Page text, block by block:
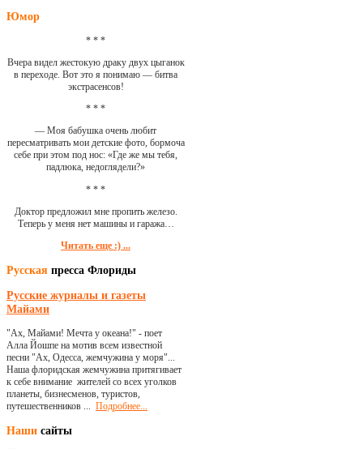
Юмор
* * *
Вчера видел жестокую драку двух цыганок
в переходе. Вот это я понимаю — битва
экстрасенсов!
* * *
— Моя бабушка очень любит
пересматривать мои детские фото, бормоча
себе при этом под нос: «Где же мы тебя,
падлюка, недоглядели?»
* * *
Доктор предложил мне пропить железо.
Теперь у меня нет машины и гаража…
Читать еще :) ...
Русская пресса Флориды
Русские журналы и газеты
Майами
"Ах, Майами! Мечта у океана!" - поет
Алла Йошпе на мотив всем известной
песни "Ах, Одесса, жемчужина у моря"...
Наша флоридская жемчужина притягивает
к себе внимание жителей со всех уголков
планеты, бизнесменов, туристов,
путешественников ... Подробнее...
Наши сайты